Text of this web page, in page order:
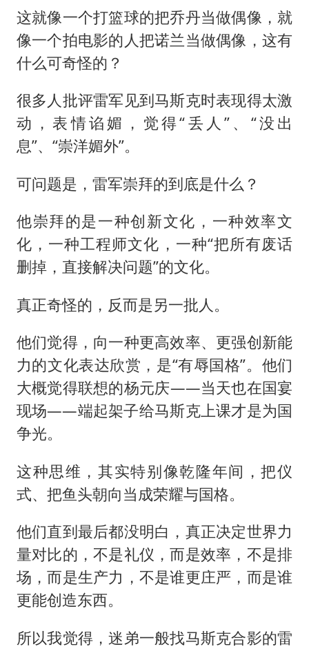
这就像一个打篮球的把乔丹当做偶像，就
像一个拍电影的人把诺兰当做偶像，这有
什么可奇怪的？
很多人批评雷军见到马斯克时表现得太激
动，表情谄媚，觉得“丢人”、“没出
息”、“崇洋媚外”。
可问题是，雷军崇拜的到底是什么？
他崇拜的是一种创新文化，一种效率文
化，一种工程师文化，一种“把所有废话
删掉，直接解决问题”的文化。
真正奇怪的，反而是另一批人。
他们觉得，向一种更高效率、更强创新能
力的文化表达欣赏，是“有辱国格”。他们
大概觉得联想的杨元庆——当天也在国宴
现场——端起架子给马斯克上课才是为国
争光。
这种思维，其实特别像乾隆年间，把仪
式、把鱼头朝向当成荣耀与国格。
他们直到最后都没明白，真正决定世界力
量对比的，不是礼仪，而是效率，不是排
场，而是生产力，不是谁更庄严，而是谁
更能创造东西。
所以我觉得，迷弟一般找马斯克合影的雷